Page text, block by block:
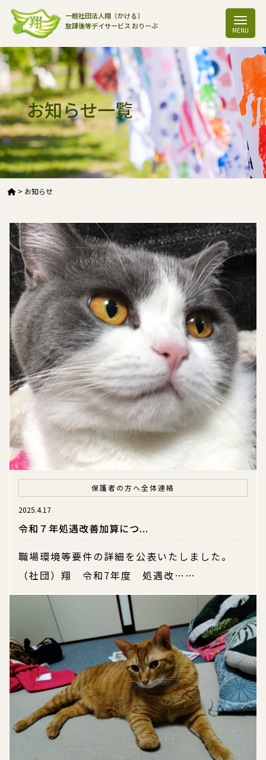
一般社団法人翔（かける）
放課後等デイサービス おりーぶ
お知らせ一覧
> お知らせ
保護者の方へ全体連絡
2025.4.17
令和７年処遇改善加算につ...
職場環境等要件の詳細を公表いたしました。
（社団）翔 令和7年度 処遇改……